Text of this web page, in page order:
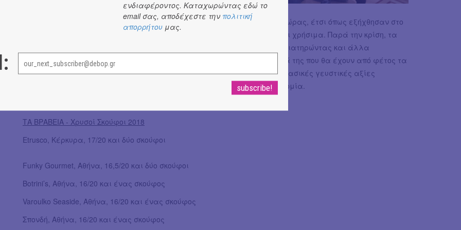
Τα συμπεράσματα και οι διαπιστώσεις για το γαστρονομικό τοπίο της χώρας, έτσι όπως εξήχθησαν στο
γευστικό οδοιπορικό των Χρυσών Σκούφων, είναι όπως πάντα άφθονα και χρήσιμα. Παρά την κρίση, τα
εστιατόρια υψηλής γαστρονομίας στη χώρα μας καλά κρατούν, άλλα διατηρώντας και άλλα
εξελίσσοντας το επίπεδο τους. Η δε ελληνική κουζίνα και τα εστιατόριά της που θα έχουν από φέτος τα
δικά τους αυτόνομη, ξεχωριστή τελετή βράβευσης, εκσυγχρονίζει τις κλασικές γευστικές αξίες
φλερτάροντας σε πολλές περιπτώσεις και αυτή με την υψηλή γαστρονομία.
ΤΑ ΒΡΑΒΕΙΑ - Χρυσοί Σκούφοι 2018
Etrusco, Κέρκυρα, 17/20 και δύο σκούφοι
Funky Gourmet, Αθήνα, 16,5/20 και δύο σκούφοι
Botrini’s, Αθήνα, 16/20 και ένας σκούφος
Varoulko Seaside, Αθήνα, 16/20 και ένας σκούφος
Σπονδή, Αθήνα, 16/20 και ένας σκούφος
ενδιαφέροντος. Καταχωρώντας εδώ το
email σας, αποδέχεστε την πολιτική
απορρήτου μας.